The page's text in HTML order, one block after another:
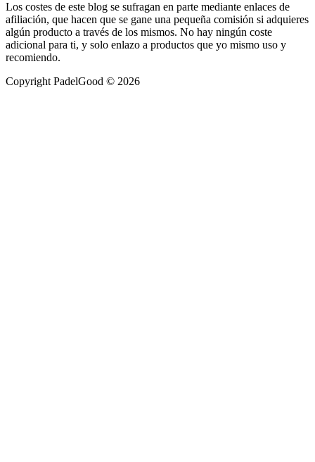
Los costes de este blog se sufragan en parte mediante enlaces de
afiliación, que hacen que se gane una pequeña comisión si adquieres
algún producto a través de los mismos. No hay ningún coste
adicional para ti, y solo enlazo a productos que yo mismo uso y
recomiendo.
Copyright PadelGood © 2026